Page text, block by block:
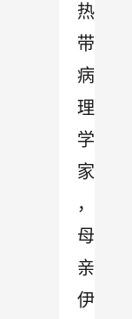
热
带
病
理
学
家
，
母
亲
伊